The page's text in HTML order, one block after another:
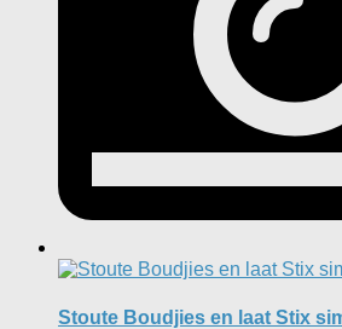
Stoute Boudjies en laat Stix